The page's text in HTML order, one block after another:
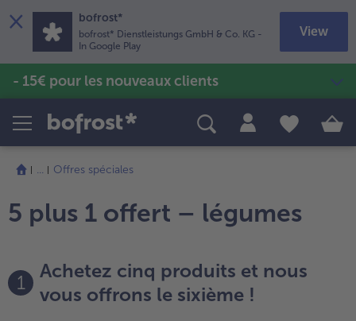
Produits
Poissons & Fruits de mer
TousPoissons & Fruits de mer
TousPommes de terre & Frites
Sans gluten & Sans lactose
TousVins & Bières
Glaces
Recettes
Soupes & veloutés
TousSoupes & veloutés
- 15€ pour les nouveaux clients
... Offres spéciales
5 plus 1 offert – légumes
1
Achetez cinq produits et nous
vous offrons le sixième !
× bofrost*
bofrost* Dienstleistungs GmbH & Co. KG -
In Google Play
View